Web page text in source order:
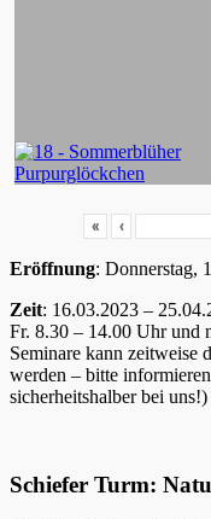
« ‹
Eröffnung: Donnerstag,
Zeit: 16.03.2023 –
Fr. 8.30 – 14.00 Uhr und
Seminare kann zeitweise
werden – bitte
sicherheitshalber bei uns!)
Schiefer Turm: